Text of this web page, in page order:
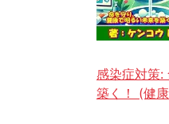
感染症対策:
築く！ (健